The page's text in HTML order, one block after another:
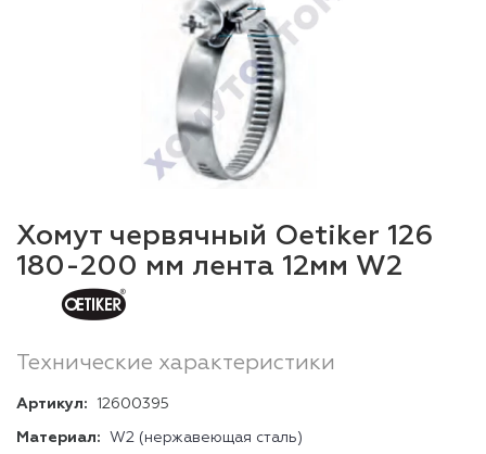
Хомут червячный Oetiker 126
180-200 мм лента 12мм W2
Технические характеристики
Артикул: 12600395
Материал: W2 (нержавеющая сталь)